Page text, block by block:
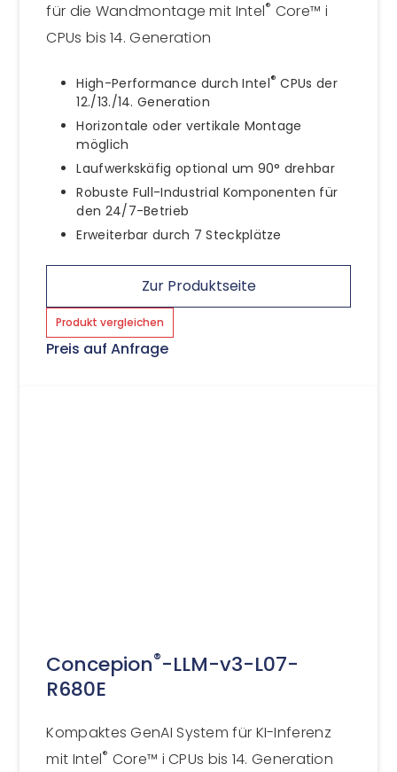
für die Wandmontage mit Intel® Core™ i
CPUs bis 14. Generation
High-Performance durch Intel® CPUs der
12./13./14. Generation
Horizontale oder vertikale Montage
möglich
Laufwerkskäfig optional um 90° drehbar
Robuste Full-Industrial Komponenten für
den 24/7-Betrieb
Erweiterbar durch 7 Steckplätze
Zur Produktseite
Produkt vergleichen
Preis auf Anfrage
Concepion®-LLM-v3-L07-
R680E
Kompaktes GenAI System für KI-Inferenz
mit Intel® Core™ i CPUs bis 14. Generation